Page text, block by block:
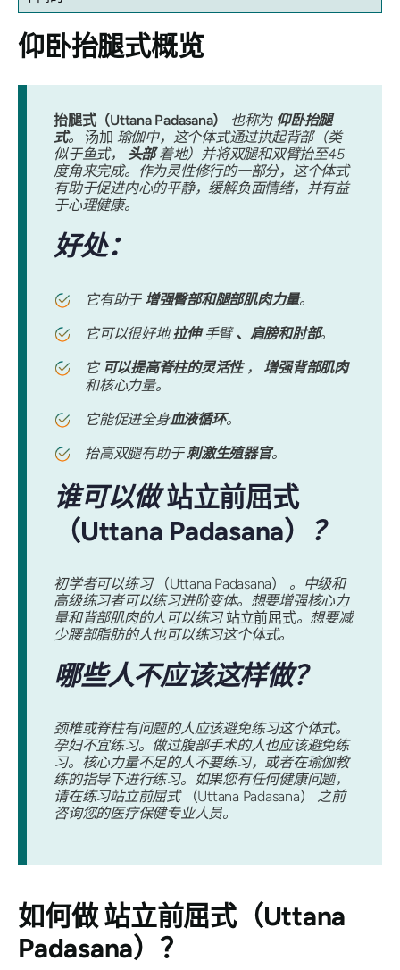
仰卧抬腿式概览
抬腿式（Uttana Padasana） 也称为 仰卧抬腿
式。 汤加 瑜伽中，这个体式通过拱起背部（类
似于鱼式， 头部着地）并将双腿和双臂抬至45
度角来完成。作为灵性修行的一部分，这个体式
有助于促进内心的平静，缓解负面情绪，并有益
于心理健康。
好处：
它有助于 增强臀部和腿部肌肉力量。
它可以很好地拉伸手臂、肩膀和肘部。
它 可以提高脊柱的灵活性， 增强背部肌肉
和核心力量。
它能促进全身血液循环。
抬高双腿有助于刺激生殖器官。
谁可以做站立前屈式
（Uttana Padasana）
？
初学者可以练习 （Uttana Padasana）
。中级和
高级练习者可以练习进阶变体。想要增强核心力
量和背部肌肉的人可以练习 站立前屈式。想要减
少腰部脂肪的人也可以练习这个体式。
哪些人不应该这样做？
颈椎或脊柱有问题的人应该避免练习这个体式。
孕妇不宜练习。做过腹部手术的人也应该避免练
习。核心力量不足的人不要练习，或者在瑜伽教
练的指导下进行练习。如果您有任何健康问题，
请在练习站立前屈式 （Uttana Padasana）
之前
咨询您的医疗保健专业人员。
如何做站立前屈式（Uttana
Padasana） ？